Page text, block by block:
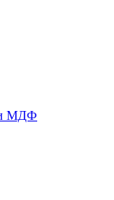
и МДФ